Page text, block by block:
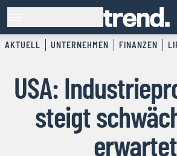
AKTUELL UNTERNEHMEN FINANZEN
USA:
steigt
erwartet